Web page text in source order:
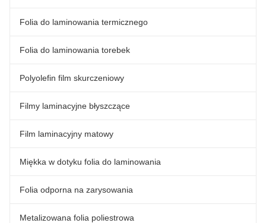
Folia do laminowania termicznego
Folia do laminowania torebek
Polyolefin film skurczeniowy
Filmy laminacyjne błyszczące
Film laminacyjny matowy
Miękka w dotyku folia do laminowania
Folia odporna na zarysowania
Metalizowana folia poliestrowa